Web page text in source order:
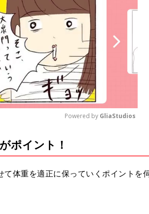
u
t
Powered by GliaStudios
ポイント！
体重を適正に保っていくポイントを伺